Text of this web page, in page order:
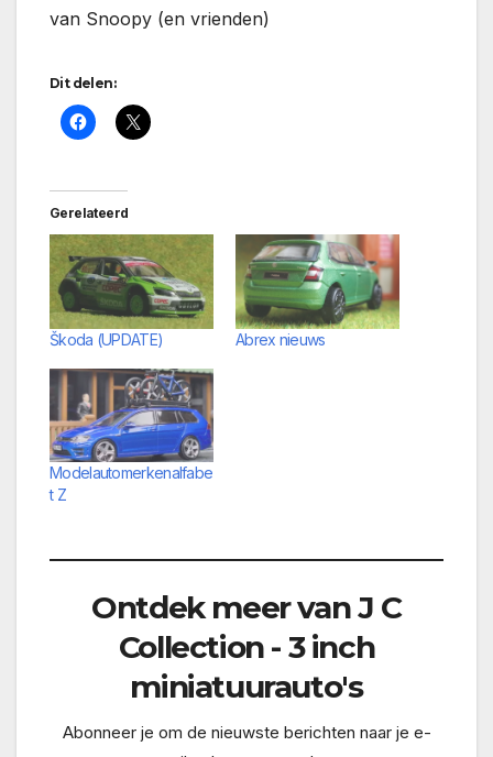
van Snoopy (en vrienden)
Dit delen:
Gerelateerd
Škoda (UPDATE) Abrex nieuws
Modelautomerkenalfabe
t Z
Ontdek meer van J C
Collection - 3 inch
miniatuurauto's
Abonneer je om de nieuwste berichten naar je e-